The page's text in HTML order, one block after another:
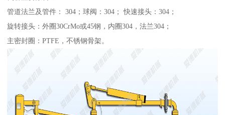
管道法兰及管件： 304；球阀：304； 快速接头：304；
旋转接头：外圈30CrMo或45钢，内圈304，法兰304；
主密封圈：PTFE，不锈钢骨架。